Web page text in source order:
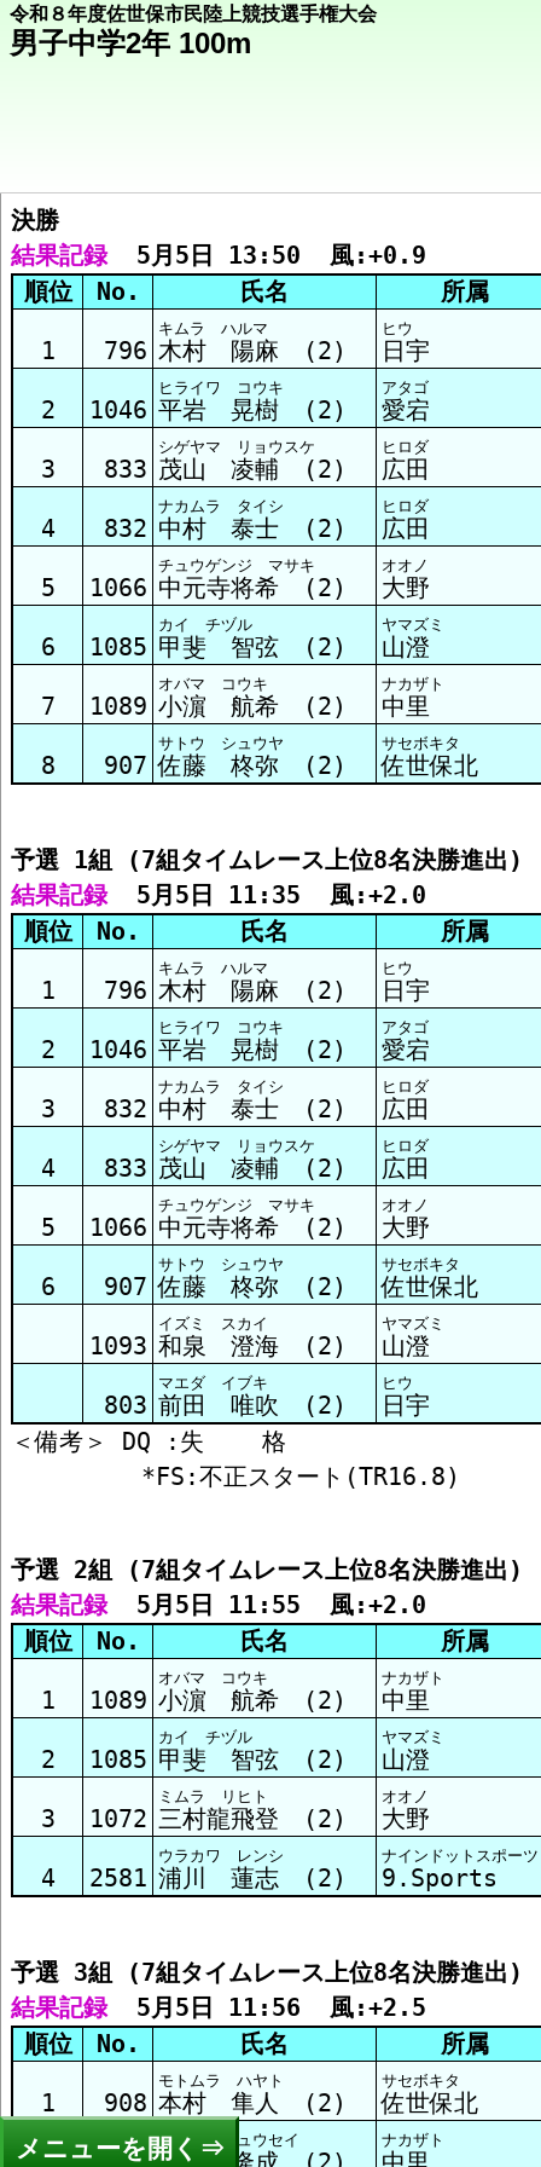
令和８年度佐世保市民陸上競技選手権大会
男子中学2年 100m
メニュー
競技メニューへ
決勝 結果
予選1組 結果
予選2組 結果
予選3組 結果
予選4組 結果
予選5組 結果
予選6組 結果
予選7組 結果
決勝
結果記録
  5月5日 13:50  風:+0.9
順位
No. 氏名 所属
1 796
キムラ ハルマ
木村 陽麻 (2)
ヒウ
日宇
2 1046
ヒライワ コウキ
平岩 晃樹 (2)
アタゴ
愛宕
3 833
シゲヤマ リョウスケ
茂山 凌輔 (2)
ヒロダ
広田
4 832
ナカムラ タイシ
中村 泰士 (2)
ヒロダ
広田
5 1066
チュウゲンジ マサキ
中元寺将希 (2)
オオノ
大野
6 1085
カイ チヅル
甲斐 智弦 (2)
ヤマズミ
山澄
7 1089
オバマ コウキ
小濵 航希 (2)
ナカザト
中里
8 907
サトウ シュウヤ
佐藤 柊弥 (2)
サセボキタ
佐世保北
予選 1組 (7組タイムレース上位8名決勝進出)
結果記録
  5月5日 11:35  風:+2.0
順位
No. 氏名 所属
1 796
キムラ ハルマ
木村 陽麻 (2)
ヒウ
日宇
2 1046
ヒライワ コウキ
平岩 晃樹 (2)
アタゴ
愛宕
3 832
ナカムラ タイシ
中村 泰士 (2)
ヒロダ
広田
4 833
シゲヤマ リョウスケ
茂山 凌輔 (2)
ヒロダ
広田
5 1066
チュウゲンジ マサキ
中元寺将希 (2)
オオノ
大野
6 907
サトウ シュウヤ
佐藤 柊弥 (2)
サセボキタ
佐世保北
1093
イズミ スカイ
和泉 澄海 (2)
ヤマズミ
山澄
803
マエダ イブキ
前田 唯吹 (2)
ヒウ
日宇
＜備考＞ DQ :失    格
予選 2組 (7組タイムレース上位8名決勝進出)
結果記録
  5月5日 11:55  風:+2.0
順位
No. 氏名 所属
1 1089
オバマ コウキ
小濵 航希 (2)
ナカザト
中里
2 1085
カイ チヅル
甲斐 智弦 (2)
ヤマズミ
山澄
3 1072
ミムラ リヒト
三村龍飛登 (2)
オオノ
大野
4 2581
ウラカワ レンシ
浦川 蓮志 (2)
ナインドットスポーツ
9.Sports
予選 3組 (7組タイムレース上位8名決勝進出)
結果記録
  5月5日 11:56  風:+2.5
順位
No. 氏名 所属
1 908
モトムラ ハヤト
本村 隼人 (2)
サセボキタ
佐世保北
ノナカ リュウセイ ナカザト